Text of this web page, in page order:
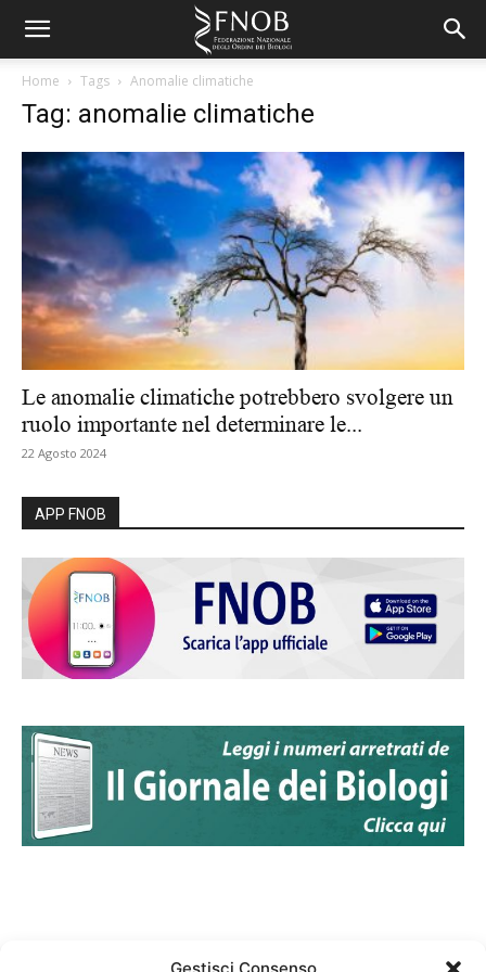
Home Tags Anomalie climatiche
Tag: anomalie climatiche
Le anomalie climatiche potrebbero svolgere un
ruolo importante nel determinare le...
22 Agosto 2024
APP FNOB